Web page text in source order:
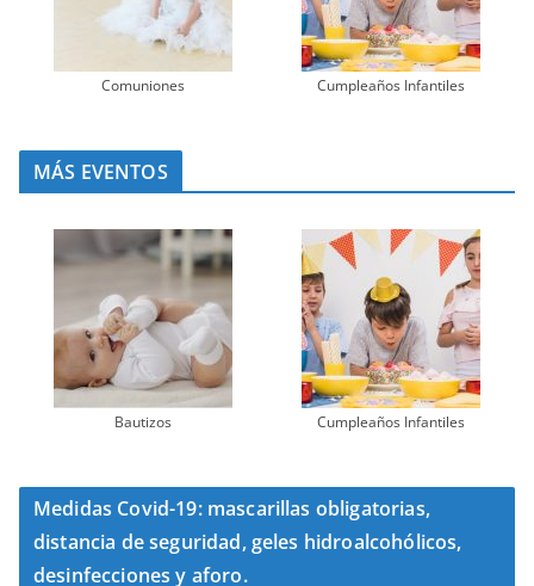
Comuniones Cumpleaños Infantiles
MÁS EVENTOS
Bautizos Cumpleaños Infantiles
Medidas Covid-19: mascarillas obligatorias,
distancia de seguridad, geles hidroalcohólicos,
desinfecciones y aforo.